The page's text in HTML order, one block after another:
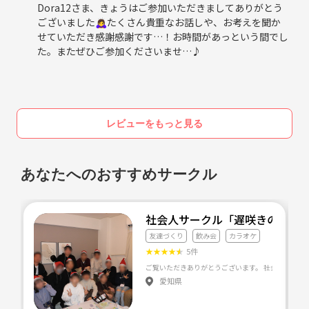
Dora12さま、きょうはご参加いただきましてありがとう
ございました🙇‍♀️たくさん貴重なお話しや、お考えを聞か
せていただき感謝感謝です…！お時間があっという間でし
た。またぜひご参加くださいませ…♪
レビューをもっと見る
あなたへのおすすめサークル
社会人サークル「遅咲きの花」
友達づくり 飲み会 カラオケ
★★★★★ 5件
愛知県